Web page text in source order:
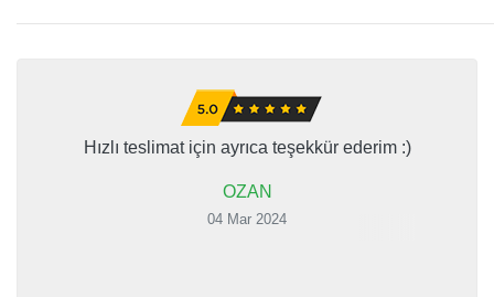
Hızlı teslimat için ayrıca teşekkür ederim :)
OZAN
04 Mar 2024